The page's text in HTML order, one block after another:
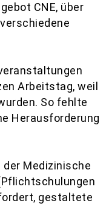
CNE, über
Arbeitstag, weil
So fehlte
Herausforderung
der Medizinische
gestaltete